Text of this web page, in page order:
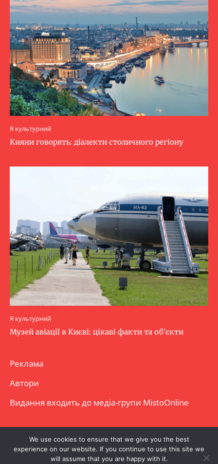
Я культурний
Кияни говорять: діалекти столичного регіону
Я культурний
Музей авіації в Києві: цікаві факти та об’єкти
Реклама
Автори
Видання входить до медіа-групи MistoOnline
Copyright © Повне використання матеріалу
заборонено. Частково можна з гіперпосиланням.
We use cookies to ensure that we give you the best
experience on our website. If you continue to use this site we
will assume that you are happy with it.